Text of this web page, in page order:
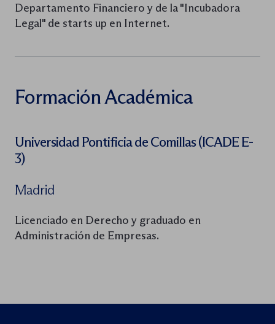
Departamento Financiero y de la "Incubadora
Legal" de starts up en Internet.
Formación Académica
Universidad Pontificia de Comillas (ICADE E-
3)
Madrid
Licenciado en Derecho y graduado en
Administración de Empresas.